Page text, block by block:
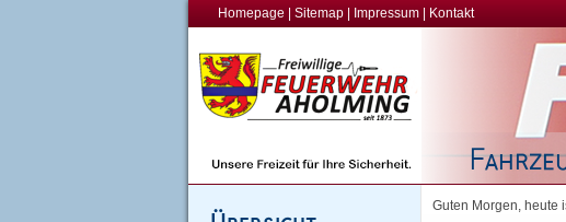
Homepage Sitemap Impressum Kontakt
Guten Morgen, heute